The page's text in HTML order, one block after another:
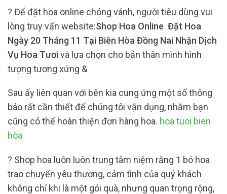
? Để đặt hoa online chóng vánh, người tiêu dùng vui
lòng truy vấn website:Shop Hoa Online Đặt Hoa
Ngày 20 Tháng 11 Tại Biên Hòa Đồng Nai Nhận Dịch
Vụ Hoa Tươivà lựa chọn cho bản thân mình hình
tượng tương xứng &
Sau ấy liên quan với bên kia cung ứng một số thông
báo rất cần thiết để chúng tôi vận dụng, nhằm bạn
cũng có thể hoàn thiện đơn hàng hoa. hoa tuoi bien
hòa
? Shop hoa luôn luôn trung tâm niệm rằng 1 bó hoa
trao chuyển yêu thương, cảm tình của quý khách
không chỉ khi là một gói quà, nhưng quan trọng rộng,